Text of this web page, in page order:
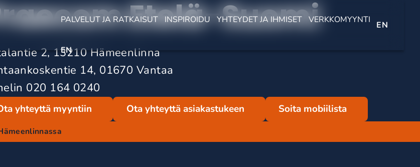
PALVELUT JA RATKAISUT INSPIROIDU YHTEYDET JA IHMISET VERKKOMYYNTI
EN
EN
Etelä-Suomi
2, 13210 Hämeenlinna
14, 01670 Vantaa
020 164 0240
yhteyttä myyntiin Ota yhteyttä asiakastukeen Soita mobiilista